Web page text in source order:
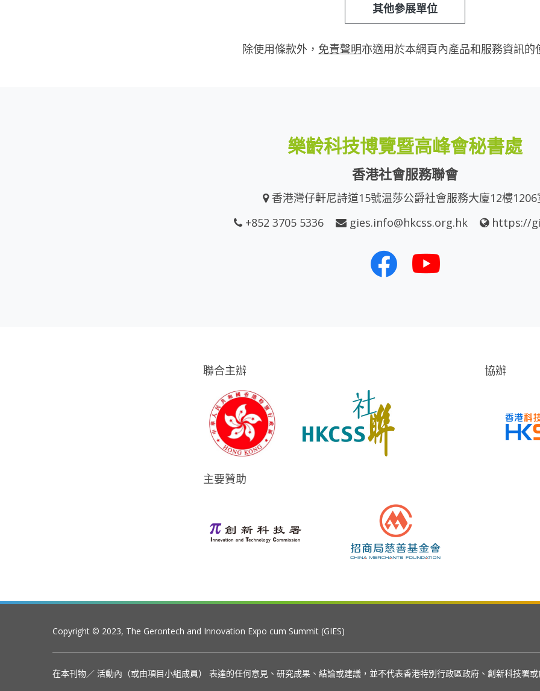
其他參展單位
除使用條款外， 免責聲明亦適用於本網頁內產品和服務資訊的
樂齡科技博覽暨高峰會秘書處
香港社會服務聯會
香港灣仔軒尼詩道15號温莎公爵社會服務大廈12樓1206
+852 3705 5336
gies.info@hkcss.org.hk https://
聯合主辦 協辦
主要贊助
Copyright © 2023, The Gerontech and Innovation Expo cum Summit (GIES)
在本刊物／ 活動內（或由項目小組成員） 表達的任何意見、研究成果、結論或建議，並不代表香港特別行政區政府、創新科技署